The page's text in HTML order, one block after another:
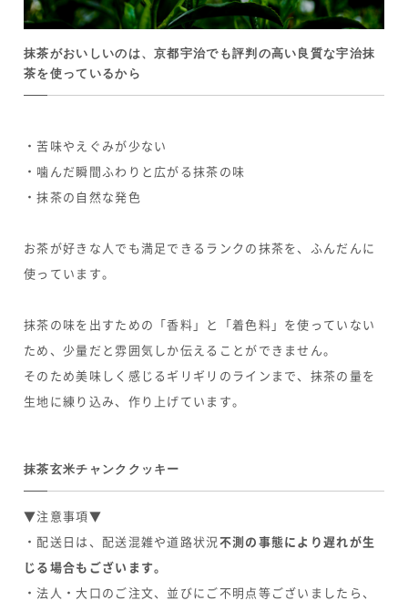
抹茶がおいしいのは、京都宇治でも評判の高い良質な宇治抹
茶を使っているから
・苦味やえぐみが少ない
・噛んだ瞬間ふわりと広がる抹茶の味
・抹茶の自然な発色
お茶が好きな人でも満足できるランクの抹茶を、ふんだんに
使っています。
抹茶の味を出すための「香料」と「着色料」を使っていない
ため、少量だと雰囲気しか伝えることができません。
そのため美味しく感じるギリギリのラインまで、抹茶の量を
生地に練り込み、作り上げています。
抹茶玄米チャンククッキー
▼注意事項▼
・配送日は、配送混雑や道路状況不測の事態により遅れが生
じる場合もございます。
・法人・大口のご注文、並びにご不明点等ございましたら、